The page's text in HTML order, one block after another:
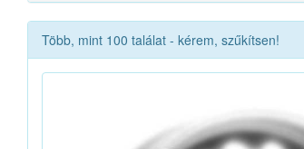
Több, mint 100 találat - kérem, szűkítsen!